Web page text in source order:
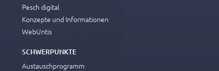
Pesch digital
Konzepte und Informationen
WebUntis
SCHWERPUNKTE
Austauschprogramm